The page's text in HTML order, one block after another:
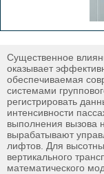
Существенное
оказывает
обеспечиваемая
системами
регистрировать
интенсивности
выполнения вызова
вырабатывают
лифтов. Для
вертикального
математического